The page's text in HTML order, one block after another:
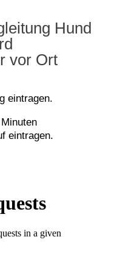
Hund
vor Ort
eintragen.
eintragen.